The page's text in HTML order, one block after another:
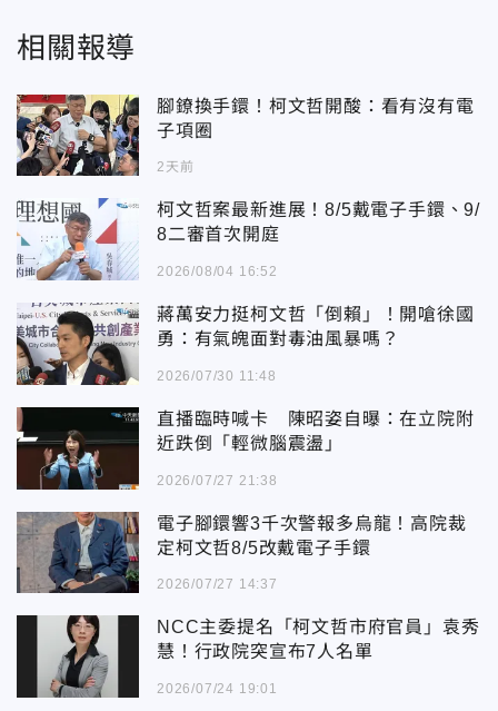
相關報導
腳鐐換手鐶！柯文哲開酸：看有沒有電
子項圈
2天前
柯文哲案最新進展！8/5戴電子手鐶、9/
8二審首次開庭
2026/08/04 16:52
蔣萬安力挺柯文哲「倒賴」！開嗆徐國
勇：有氣魄面對毒油風暴嗎？
2026/07/30 11:48
直播臨時喊卡 陳昭姿自曝：在立院附
近跌倒「輕微腦震盪」
2026/07/27 21:38
電子腳鐶響3千次警報多烏龍！高院裁
定柯文哲8/5改戴電子手鐶
2026/07/27 14:37
NCC主委提名「柯文哲市府官員」袁秀
慧！行政院突宣布7人名單
2026/07/24 19:01